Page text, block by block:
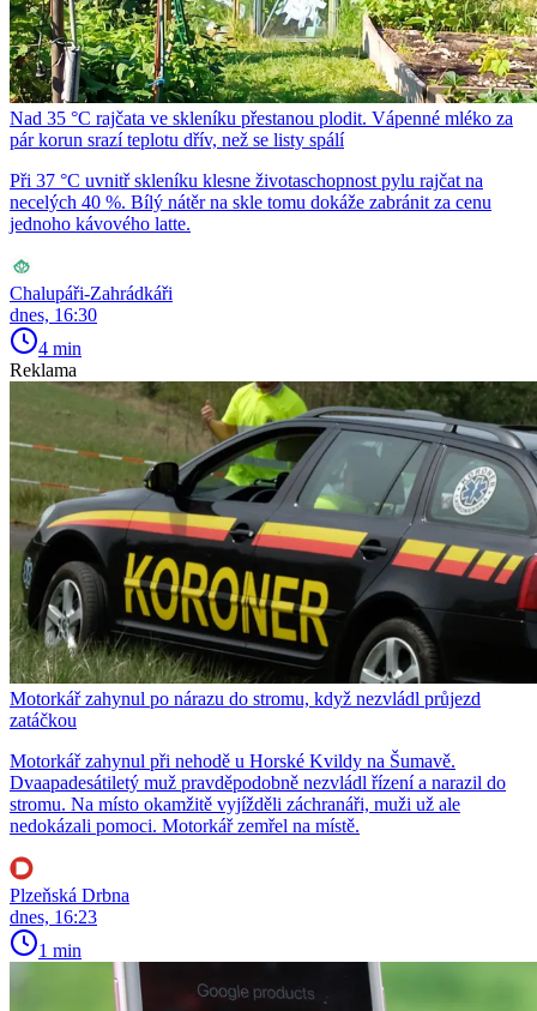
Nad 35 °C rajčata ve skleníku přestanou plodit. Vápenné mléko za
pár korun srazí teplotu dřív, než se listy spálí
Při 37 °C uvnitř skleníku klesne životaschopnost pylu rajčat na
necelých 40 %. Bílý nátěr na skle tomu dokáže zabránit za cenu
jednoho kávového latte.
Chalupáři-Zahrádkáři
dnes, 16:30
4 min
Reklama
Motorkář zahynul po nárazu do stromu, když nezvládl průjezd
zatáčkou
Motorkář zahynul při nehodě u Horské Kvildy na Šumavě.
Dvaapadesátiletý muž pravděpodobně nezvládl řízení a narazil do
stromu. Na místo okamžitě vyjížděli záchranáři, muži už ale
nedokázali pomoci. Motorkář zemřel na místě.
Plzeňská Drbna
dnes, 16:23
1 min